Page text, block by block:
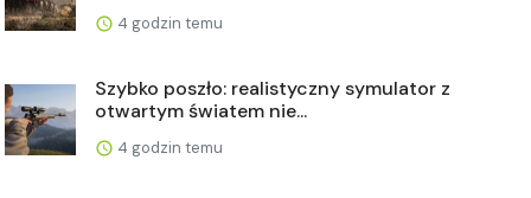
4 godzin temu
Szybko poszło: realistyczny symulator z
otwartym światem nie...
4 godzin temu